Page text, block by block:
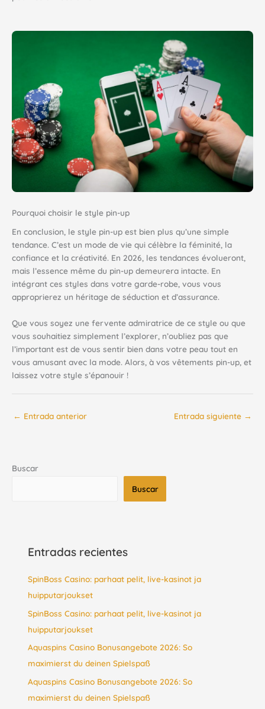
Pourquoi choisir le style pin-up
En conclusion, le style pin-up est bien plus qu’une simple
tendance. C’est un mode de vie qui célèbre la féminité, la
confiance et la créativité. En 2026, les tendances évolueront,
mais l’essence même du pin-up demeurera intacte. En
intégrant ces styles dans votre garde-robe, vous vous
approprierez un héritage de séduction et d’assurance.
Que vous soyez une fervente admiratrice de ce style ou que
vous souhaitiez simplement l’explorer, n’oubliez pas que
l’important est de vous sentir bien dans votre peau tout en
vous amusant avec la mode. Alors, à vos vêtements pin-up, et
laissez votre style s’épanouir !
← Entrada anterior Entrada siguiente →
Buscar
Buscar
Entradas recientes
SpinBoss Casino: parhaat pelit, live-kasinot ja
huipputarjoukset
SpinBoss Casino: parhaat pelit, live-kasinot ja
huipputarjoukset
Aquaspins Casino Bonusangebote 2026: So
maximierst du deinen Spielspaß
Aquaspins Casino Bonusangebote 2026: So
maximierst du deinen Spielspaß